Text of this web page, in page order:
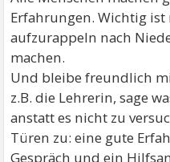
Erfahrungen. Wichtig
aufzurappeln nach
machen.
Und bleibe freundlich
z.B. die Lehrerin, sage
anstatt es nicht zu
Türen zu: eine gute
Gespräch und ein